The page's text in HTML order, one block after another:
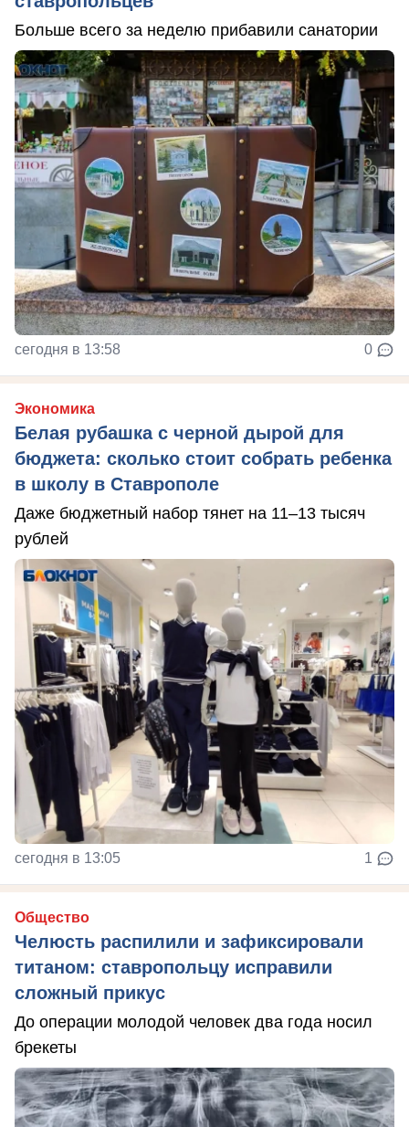
Больше всего за неделю прибавили санатории
сегодня в 13:58 0
Экономика
Белая рубашка с черной дырой для
бюджета: сколько стоит собрать ребенка
в школу в Ставрополе
Даже бюджетный набор тянет на 11–13 тысяч
рублей
сегодня в 13:05 1
Общество
Челюсть распилили и зафиксировали
титаном: ставропольцу исправили
сложный прикус
До операции молодой человек два года носил
брекеты